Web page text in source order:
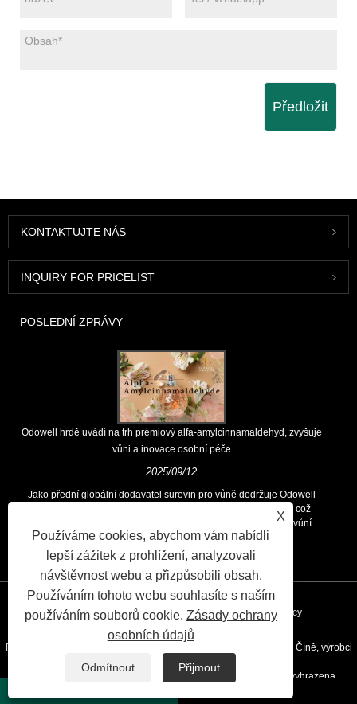
Předložit
KONTAKTUJTE NÁS
INQUIRY FOR PRICELIST
POSLEDNÍ ZPRÁVY
Odowell hrdě uvádí na trh prémiový alfa-amylcinnamaldehyd, zvyšuje
vůni a inovace osobní péče
2025/09/12
Jako přední globální dodavatel surovin pro vůně dodržuje Odowell
hlavní filozofii „zaměřených na inovace zaměřené na kvalitu, což
zákazníkům po celém světě trvale poskytuje vynikající řešení vůní.
Odkazy Sitemap RSS XML Privacy Policy
Right © 2020 Kunshan Odowell CO., Ltd - Chemická vůně aroma v Číně, výrobci
ingrediencí aroma, dodavatelé éterických olejů všechna práva vyhrazena.
X
Používáme cookies, abychom vám nabídli
lepší zážitek z prohlížení, analyzovali
návštěvnost webu a přizpůsobili obsah.
Používáním tohoto webu souhlasíte s naším
používáním souborů cookie. Zásady ochrany
osobních údajů
Odmítnout Přijmout